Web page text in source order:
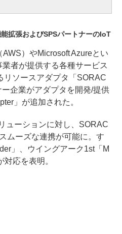
拡張およびSPSパートナーのIoT
）やMicrosoft Azureとい
者が提供する各種サービス
リソースアダプタ「SORAC
企業がアダプタを開発/提供
」が追加された。
ューションに対し、SORAC
ムーズな連携が可能に。す
」、ウイングアーク1st「M
応を表明。